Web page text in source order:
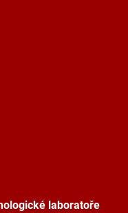
laboratoře